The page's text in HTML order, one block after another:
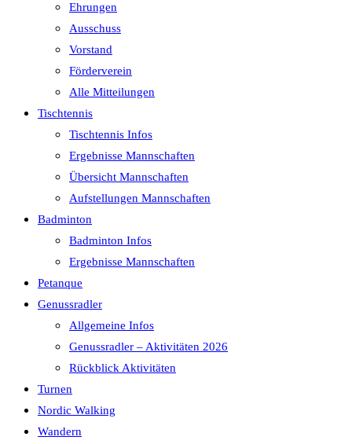
Ehrungen
Ausschuss
Vorstand
Förderverein
Alle Mitteilungen
Tischtennis
Tischtennis Infos
Ergebnisse Mannschaften
Übersicht Mannschaften
Aufstellungen Mannschaften
Badminton
Badminton Infos
Ergebnisse Mannschaften
Petanque
Genussradler
Allgemeine Infos
Genussradler – Aktivitäten 2026
Rückblick Aktivitäten
Turnen
Nordic Walking
Wandern